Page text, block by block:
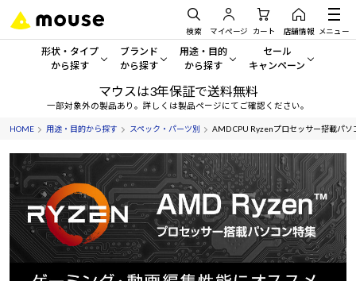
検索 マイページ カート 店舗情報 メニュー
形状・タイプ
から探す
形状・タイプから探す をすべてみる
デスクトップPC
ノートPC
タブレット
サーバー
ブランド
から探す
mouse
G TUNE
NEXTGEAR
DAIV
MousePro
用途・目的
から探す
一般向けパソコン
ゲーミングPC・ゲーム向けパソコン
クリエイティブ向け
ビジネス向けパソコン
学習向けパソコン
セール
キャンペーン
セール・キャンペー
期間限定セール
アウトレットパソコン
すべて新品の旧モデル製品
おすすめ目玉パソコン
今イチオシのパソコンをピ
マウスは3年保証で送料無料
一部対象外の製品あり。詳しくは製品ページにてご確認ください。
HOME 用途・目的から探す スペック・パーツ別 AMD CPU Ryzenプロセッサー搭載パソ